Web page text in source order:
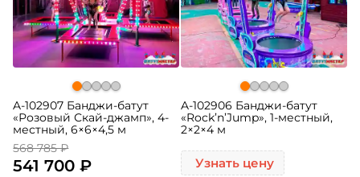
A-102907 Банджи-батут
«Розовый Скай-джамп», 4-
местный, 6×6×4,5 м
568 785 ₽
541 700 ₽
A-102906 Банджи-батут
«Rock’n’Jump», 1-местный,
2×2×4 м
Узнать цену